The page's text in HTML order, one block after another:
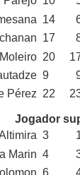
14
17
20
9
Pérez 22
Jogador
3
Marin 4